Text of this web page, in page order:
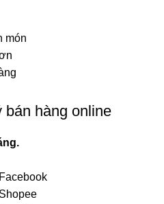
món
bán hàng online